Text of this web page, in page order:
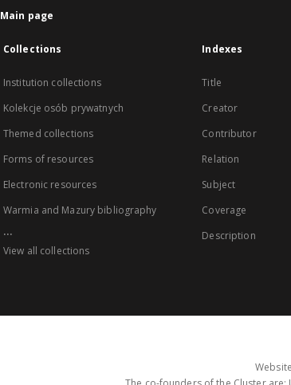
Main page
Collections
Institution collections
Kolekcje osób prywatnych
Themed collections
Forms of resources
Electronic resources
Warmia and Mazury bibliography
...
View all collections
Indexes
Title
Creator
Contributor
Relation
Subject
Coverage
Description